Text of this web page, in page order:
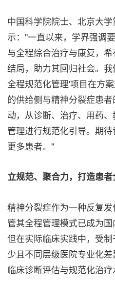
中国科学院院士、北京大
示："一直以来，学界强调
与全程综合治疗与康复，
结局，助力其回归社会。
全程规范化管理'项目在方
的供给侧与精神分裂症患
动，从诊断、治疗、用药
管理进行规范化引导。期
更多患者。"
立规范、聚合力，打造患
精神分裂症作为一种反复
管其全程管理模式已成为国
但在实际临床实践中，受
少且不同层级医院专业化
临床诊断评估与规范化治疗